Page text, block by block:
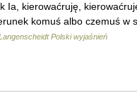
kierowaćruję,
komuś albo czemuś w
Polski wyjaśnień